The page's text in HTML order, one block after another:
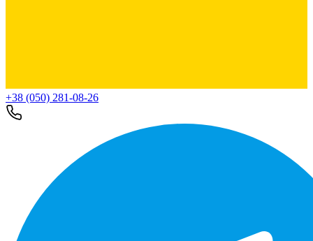
+38 (050) 281-08-26